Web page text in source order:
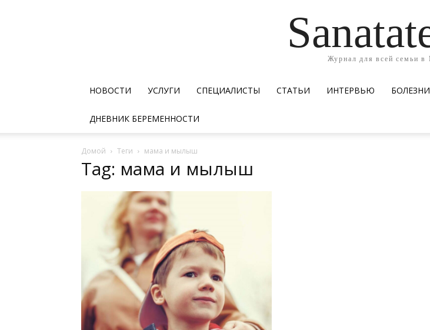
Журнал для всей семьи в
НОВОСТИ УСЛУГИ СПЕЦИАЛИСТЫ СТАТЬИ ИНТЕРВЬЮ БОЛЕЗНИ
ДНЕВНИК БЕРЕМЕННОСТИ
Домой Теги мама и мылыш
Tag: мама и мылыш